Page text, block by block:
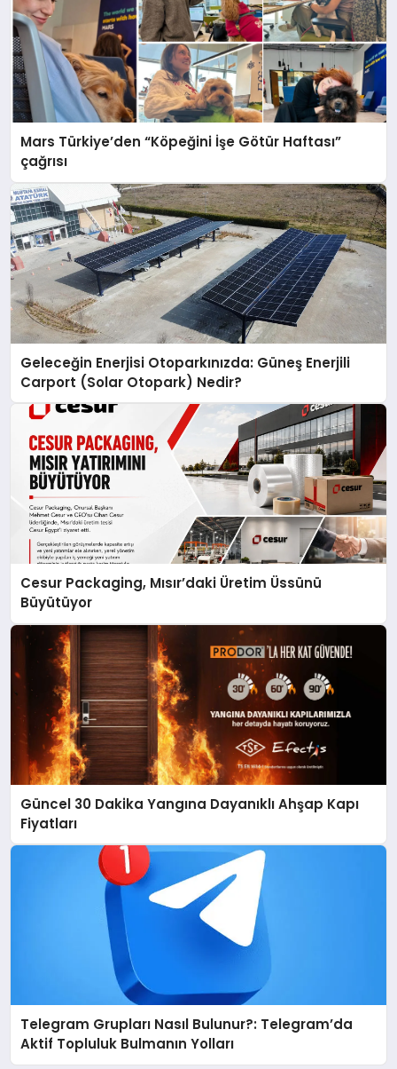
Mars Türkiye’den “Köpeğini İşe Götür Haftası”
çağrısı
Geleceğin Enerjisi Otoparkınızda: Güneş Enerjili
Carport (Solar Otopark) Nedir?
Cesur Packaging, Mısır’daki Üretim Üssünü
Büyütüyor
Güncel 30 Dakika Yangına Dayanıklı Ahşap Kapı
Fiyatları
Telegram Grupları Nasıl Bulunur?: Telegram’da
Aktif Topluluk Bulmanın Yolları